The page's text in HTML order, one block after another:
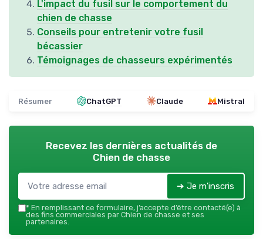
L'impact du fusil sur le comportement du
chien de chasse
Conseils pour entretenir votre fusil
bécassier
Témoignages de chasseurs expérimentés
Résumer ChatGPT Claude Mistral
Recevez les dernières actualités de
Chien de chasse
➔ Je m'inscris
* En remplissant ce formulaire, j’accepte d’être contacté(e) à
des fins commerciales par Chien de chasse et ses
partenaires.